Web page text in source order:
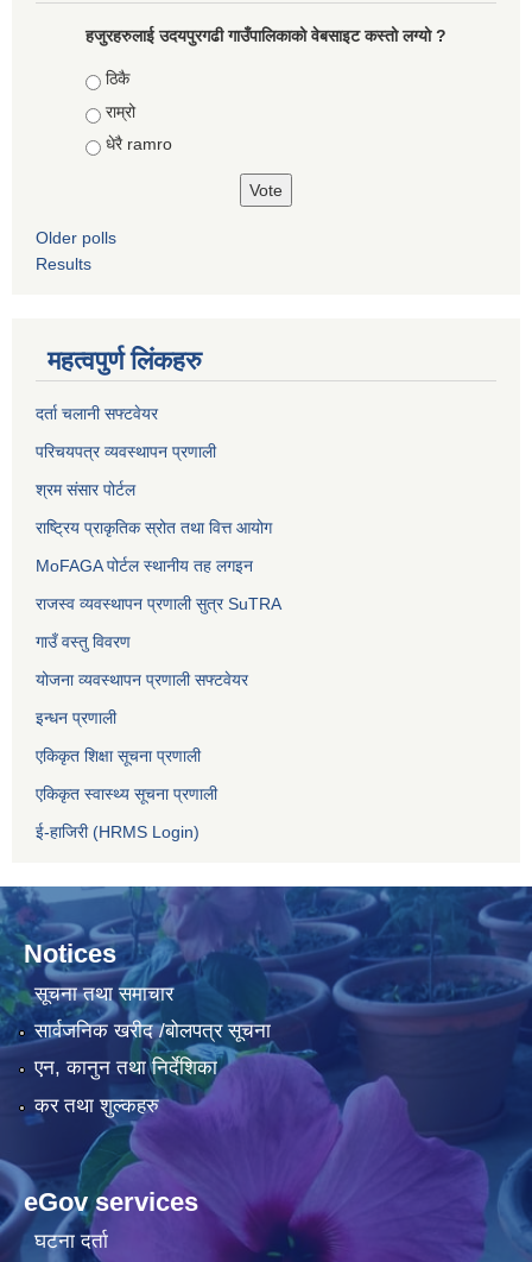
हजुरहरुलाई उदयपुरगढी गाउँपालिकाको वेबसाइट कस्तो लग्यो ?
Choices
ठिकै
राम्रो
धेरै ramro
Older polls
Results
महत्वपुर्ण लिंकहरु
दर्ता चलानी सफ्टवेयर
परिचयपत्र व्यवस्थापन प्रणाली
श्रम संसार पोर्टल
राष्ट्रिय प्राकृतिक स्रोत तथा वित्त आयोग
MoFAGA पोर्टल स्थानीय तह लगइन
राजस्व व्यवस्थापन प्रणाली सुत्र SuTRA
गाउँ वस्तु विवरण
योजना व्यवस्थापन प्रणाली सफ्टवेयर
इन्धन प्रणाली
एकिकृत शिक्षा सूचना प्रणाली
एकिकृत स्वास्थ्य सूचना प्रणाली
ई-हाजिरी (HRMS Login)
Notices
सूचना तथा समाचार
सार्वजनिक खरीद /बोलपत्र सूचना
एन, कानुन तथा निर्देशिका
कर तथा शुल्कहरु
eGov services
घटना दर्ता